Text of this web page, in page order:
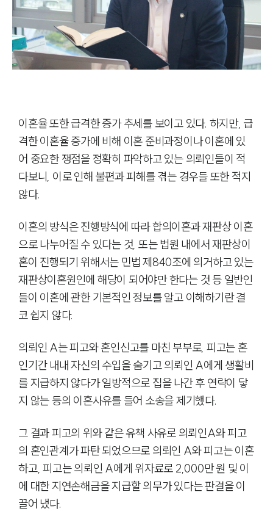
이혼율 또한 급격한 증가 추세를 보이고 있다. 하지만, 급
격한 이혼율 증가에 비해 이혼 준비과정이나 이혼에 있
어 중요한 쟁점을 정확히 파악하고 있는 의뢰인들이 적
다보니, 이로 인해 불편과 피해를 겪는 경우들 또한 적지
않다.
이혼의 방식은 진행방식에 따라 합의이혼과 재판상 이혼
으로 나누어질 수 있다는 것, 또는 법원 내에서 재판상이
혼이 진행되기 위해서는 민법 제840조에 의거하고 있는
재판상이혼원인에 해당이 되어야만 한다는 것 등 일반인
들이 이혼에 관한 기본적인 정보를 알고 이해하기란 결
코 쉽지 않다.
의뢰인 A는 피고와 혼인신고를 마친 부부로, 피고는 혼
인기간 내내 자신의 수입을 숨기고 의뢰인 A에게 생활비
를 지급하지 않다가 일방적으로 집을 나간 후 연락이 닿
지 않는 등의 이혼사유를 들어 소송을 제기했다.
그 결과 피고의 위와 같은 유책 사유로 의뢰인A와 피고
의 혼인관계가 파탄 되었으므로 의뢰인 A와 피고는 이혼
하고, 피고는 의뢰인 A에게 위자료로 2,000만 원 및 이
에 대한 지연손해금을 지급할 의무가 있다는 판결을 이
끌어 냈다.